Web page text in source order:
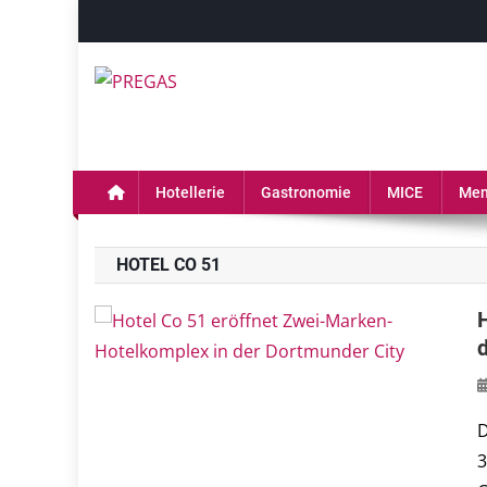
to
content
Hotellerie Gastronomie MICE
HOTEL CO 51